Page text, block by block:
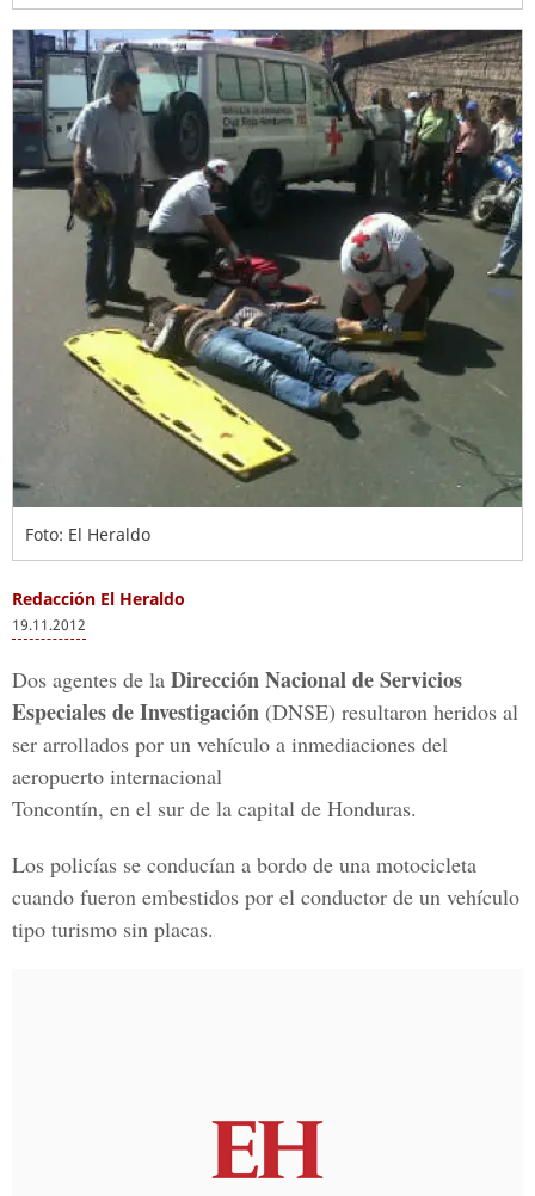
Foto: El Heraldo
Redacción El Heraldo
19.11.2012
Dos agentes de la Dirección Nacional de Servicios
Especiales de Investigación (DNSE) resultaron heridos al
ser arrollados por un vehículo a inmediaciones del
aeropuerto internacional
Toncontín, en el sur de la capital de Honduras.
Los policías se conducían a bordo de una motocicleta
cuando fueron embestidos por el conductor de un vehículo
tipo turismo sin placas.